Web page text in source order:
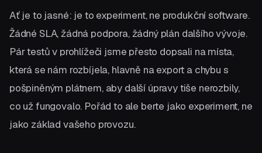
Ať je to jasné: je to experiment, ne produkční software.
Žádné SLA, žádná podpora, žádný plán dalšího vývoje.
Pár testů v prohlížeči jsme přesto dopsali na místa,
která se nám rozbíjela, hlavně na export a chybu s
pošpiněným plátnem, aby další úpravy tiše nerozbily,
co už fungovalo. Pořád to ale berte jako experiment, ne
jako základ vašeho provozu.